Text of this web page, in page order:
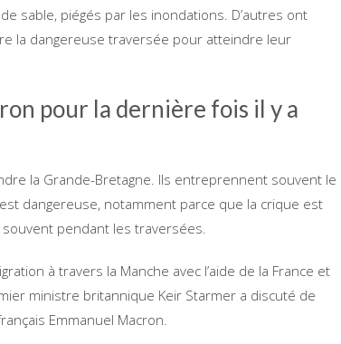
sable, piégés par les inondations. D’autres ont
la dangereuse traversée pour atteindre leur
pour la dernière fois il y a
la Grande-Bretagne. Ils entreprennent souvent le
dangereuse, notamment parce que la crique est
pendant les traversées.
à travers la Manche avec l’aide de la France et
ministre britannique Keir Starmer a discuté de
Emmanuel Macron.